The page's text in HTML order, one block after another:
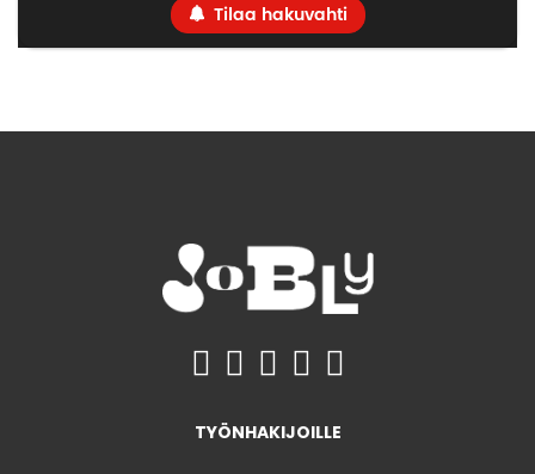
Tilaa hakuvahti
TYÖNHAKIJOILLE